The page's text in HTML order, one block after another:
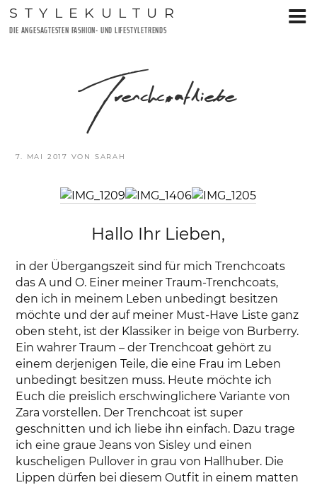
Zum
Inhalt
STYLEKULTUR
DIE ANGESAGTESTEN FASHION- UND LIFESTYLETRENDS
VERÖFFENTLICHT
7. MAI 2017 VON SARAH
Trenchcoatliebe
Hallo Ihr Lieben,
in der Übergangszeit sind für mich Trenchcoats
das A und O. Einer meiner Traum-Trenchcoats,
den ich in meinem Leben unbedingt besitzen
möchte und der auf meiner Must-Have Liste ganz
oben steht, ist der Klassiker in beige von Burberry.
Ein wahrer Traum – der Trenchcoat gehört zu
einem derjenigen Teile, die eine Frau im Leben
unbedingt besitzen muss. Heute möchte ich
Euch die preislich erschwinglichere Variante von
Zara vorstellen. Der Trenchcoat ist super
geschnitten und ich liebe ihn einfach. Dazu trage
ich eine graue Jeans von Sisley und einen
kuscheligen Pullover in grau von Hallhuber. Die
Lippen dürfen bei diesem Outfit in einem matten